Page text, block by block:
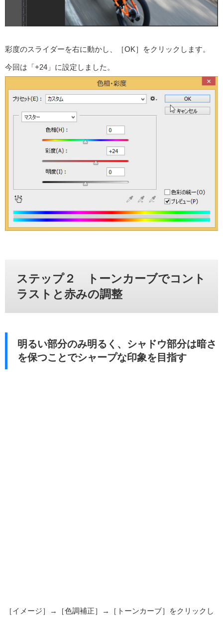
彩度のスライダーを右に動かし、［OK］をクリックします。
今回は「+24」に設定しました。
ステップ２ トーンカーブでコント
ラストと赤みの調整
明るい部分のみ明るく、シャドウ部分は暗さ
を保つことでシャープな印象を目指す
［イメージ］→［色調補正］→［トーンカーブ］をクリックし